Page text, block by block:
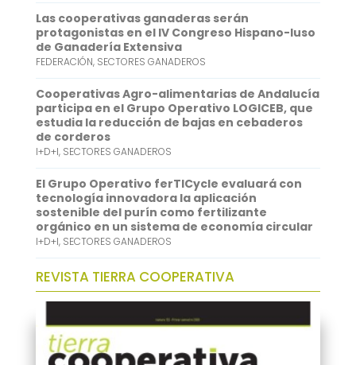
p
p
d
I
n
Las cooperativas ganaderas serán
protagonistas en el IV Congreso Hispano-luso
de Ganadería Extensiva
FEDERACIÓN, SECTORES GANADEROS
Cooperativas Agro-alimentarias de Andalucía
participa en el Grupo Operativo LOGICEB, que
estudia la reducción de bajas en cebaderos
de corderos
I+D+I, SECTORES GANADEROS
El Grupo Operativo ferTICycle evaluará con
tecnología innovadora la aplicación
sostenible del purín como fertilizante
orgánico en un sistema de economía circular
I+D+I, SECTORES GANADEROS
REVISTA TIERRA COOPERATIVA